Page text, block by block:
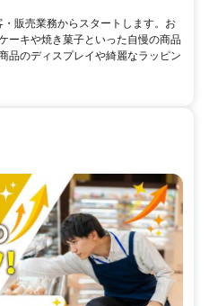
販売業務からスタートします。お
ーキや焼き菓子といった自慢の商品
品のディスプレイや綺麗なラッピン